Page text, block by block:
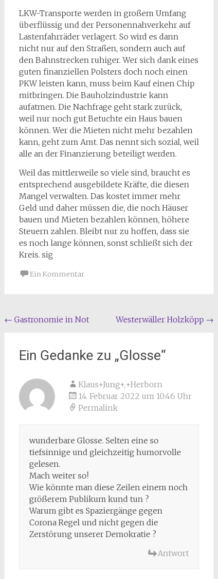
LKW-Transporte werden in großem Umfang
überflüssig und der Personennahverkehr auf
Lastenfahrräder verlagert. So wird es dann
nicht nur auf den Straßen, sondern auch auf
den Bahnstrecken ruhiger. Wer sich dank eines
guten finanziellen Polsters doch noch einen
PKW leisten kann, muss beim Kauf einen Chip
mitbringen. Die Bauholzindustrie kann
aufatmen. Die Nachfrage geht stark zurück,
weil nur noch gut Betuchte ein Haus bauen
können. Wer die Mieten nicht mehr bezahlen
kann, geht zum Amt. Das nennt sich sozial, weil
alle an der Finanzierung beteiligt werden.
Weil das mittlerweile so viele sind, braucht es
entsprechend ausgebildete Kräfte, die diesen
Mangel verwalten. Das kostet immer mehr
Geld und daher müssen die, die noch Häuser
bauen und Mieten bezahlen können, höhere
Steuern zahlen. Bleibt nur zu hoffen, dass sie
es noch lange können, sonst schließt sich der
Kreis. sig
Ein Kommentar
Beitragsnavigation
← Gastronomie in Not Westerwäller Holzköpp →
Ein Gedanke zu „Glosse“
Klaus+Jung+,+Herborn
14. Februar 2022 um 10:46 Uhr
Permalink
wunderbare Glosse. Selten eine so
tiefsinnige und gleichzeitig humorvolle
gelesen.
Mach weiter so!
Wie könnte man diese Zeilen einem noch
größerem Publikum kund tun ?
Warum gibt es Spaziergänge gegen
Corona Regel und nicht gegen die
Zerstörung unserer Demokratie ?
Antwort